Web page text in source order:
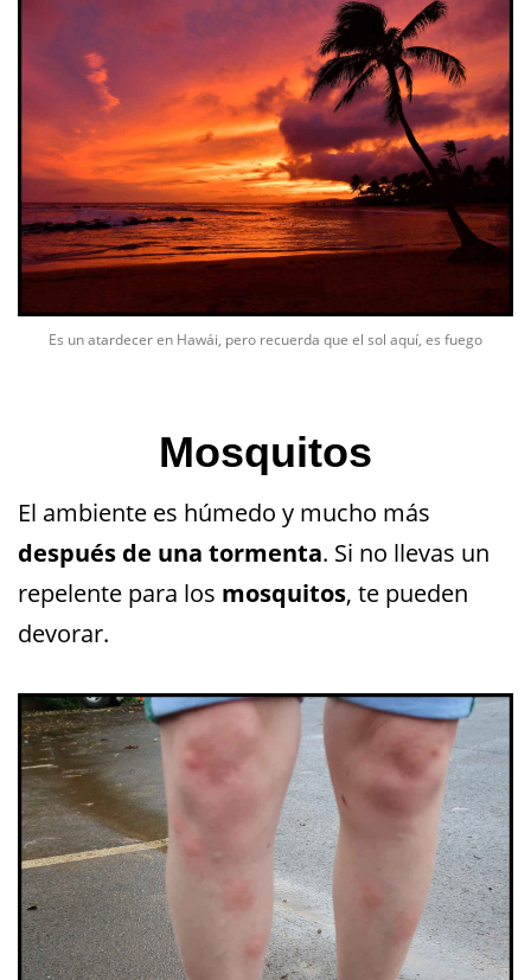
Es un atardecer en Hawái, pero recuerda que el sol aquí, es fuego
Mosquitos
El ambiente es húmedo y mucho más
después de una tormenta. Si no llevas un
repelente para los mosquitos, te pueden
devorar.